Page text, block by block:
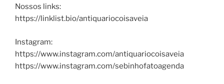
Nossos links:
https://linklist.bio/antiquariocoisaveia
Instagram:
https://www.instagram.com/antiquariocoisaveia
https://www.instagram.com/sebinhofatoagenda